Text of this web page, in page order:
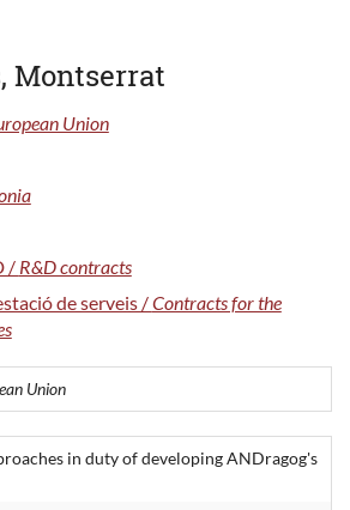
Montserrat
Union
/ R&D contracts
de serveis /Contracts for the
Union
in duty of developing ANDragog's